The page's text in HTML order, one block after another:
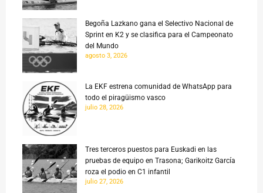
Begoña Lazkano gana el Selectivo Nacional de
Sprint en K2 y se clasifica para el Campeonato
del Mundo
agosto 3, 2026
La EKF estrena comunidad de WhatsApp para
todo el piragüismo vasco
julio 28, 2026
Tres terceros puestos para Euskadi en las
pruebas de equipo en Trasona; Garikoitz García
roza el podio en C1 infantil
julio 27, 2026